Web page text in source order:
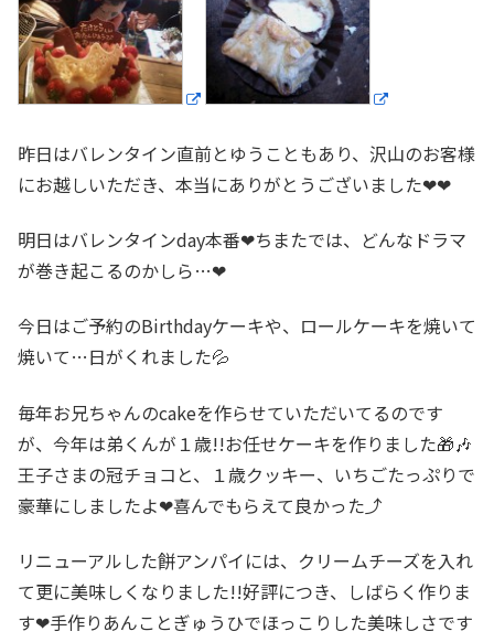
昨日はバレンタイン直前とゆうこともあり、沢山のお客様
にお越しいただき、本当にありがとうございました❤❤
明日はバレンタインday本番❤ちまたでは、どんなドラマ
が巻き起こるのかしら…❤
今日はご予約のBirthdayケーキや、ロールケーキを焼いて
焼いて…日がくれました💦
毎年お兄ちゃんのcakeを作らせていただいてるのです
が、今年は弟くんが１歳!!お任せケーキを作りました🎁🎶
王子さまの冠チョコと、１歳クッキー、いちごたっぷりで
豪華にしましたよ❤喜んでもらえて良かった⤴
リニューアルした餅アンパイには、クリームチーズを入れ
て更に美味しくなりました!!好評につき、しばらく作りま
す❤手作りあんことぎゅうひでほっこりした美味しさです